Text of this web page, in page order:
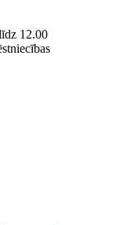
12.00